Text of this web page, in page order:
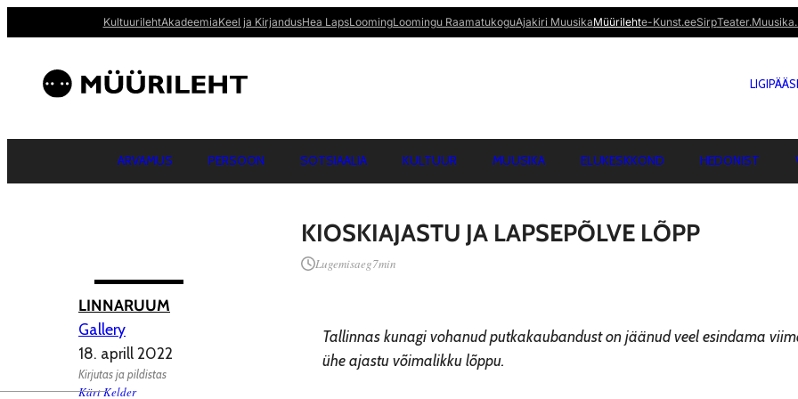
KultuurilehtAkadeemiaKeel ja KirjandusHea LapsLoomingLoomingu RaamatukoguAjakiri MuusikaMüürilehte-Kunst.eeSirp
ARVAMUS PERSOON SOTSIAALIA KULTUUR MUUSIKA ELUKESKKOND HEDONIST
KIOSKIAJASTU JA LAPSEPÕLVE LÕPP
Lugemisaeg7min
LINNARUUM
Gallery
18. aprill 2022
Kirjutas ja pildistas
Kärt Kelder
Tallinnas kunagi vohanud putkakaubandust on jäänud veel esindama
ühe ajastu võimalikku lõppu.